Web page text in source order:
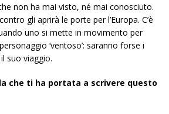
non ha mai visto, né mai conosciuto.
gli aprirà le porte per l’Europa. C’è
uno si mette in movimento per
‘ventoso’: saranno forse i
suo viaggio.
che ti ha portata a scrivere questo